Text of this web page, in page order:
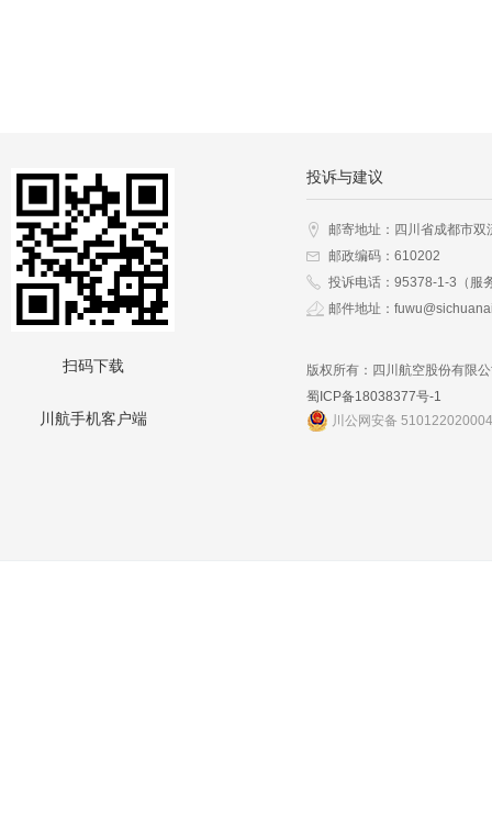
扫码下载
川航手机客户端
投诉与建议
邮寄地址：四川省成都市
邮政编码：610202
投诉电话：95378-1-3（服
邮件地址：
版权所有：四川航空股份有限
蜀ICP备18038377号-1
川公网安备